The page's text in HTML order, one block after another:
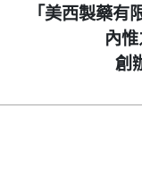
"美
效
炎
愛
、
「美西製藥
內
創